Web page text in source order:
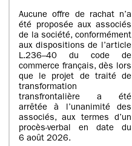
Aucune offre de rachat n’a
été proposée aux associés
de la société, conformément
aux dispositions de l’article
L.236–40 du code de
commerce français, dès lors
que le projet de traité de
transformation
transfrontalière a été
arrêtée à l’unanimité des
associés, aux termes d’un
procès-verbal en date du
6 août 2026.